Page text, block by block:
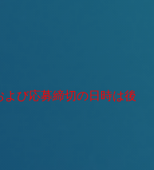
び応募締切の日時は後